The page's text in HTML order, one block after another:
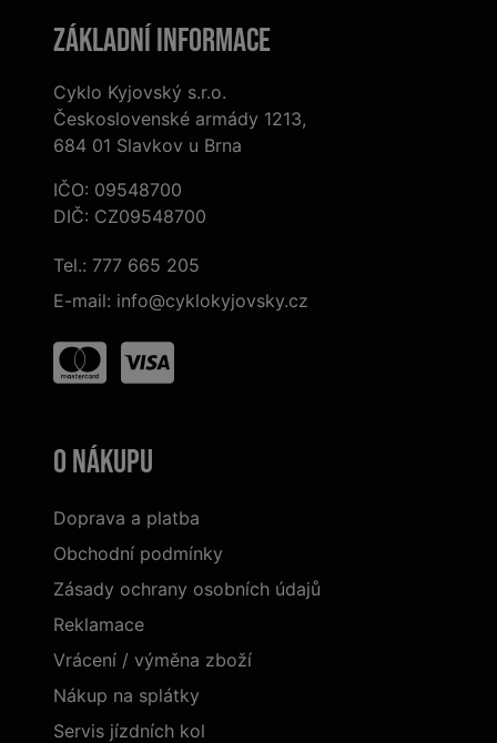
Základní informace
Cyklo Kyjovský s.r.o.
Československé armády 1213,
684 01 Slavkov u Brna
IČO: 09548700
DIČ: CZ09548700
Tel.: 777 665 205
E-mail: info@cyklokyjovsky.cz
O nákupu
Doprava a platba
Obchodní podmínky
Zásady ochrany osobních údajů
Reklamace
Vrácení / výměna zboží
Nákup na splátky
Servis jízdních kol